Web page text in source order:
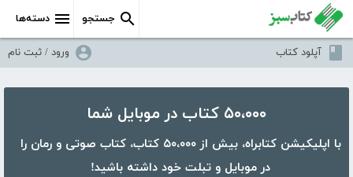
دسته‌ها جستجو
آپلود کتاب ورود / ثبت نام
۵۰،۰۰۰ کتاب در موبایل شما
با اپلیکیشن کتابراه، بیش از ۵۰،۰۰۰ کتاب، کتاب صوتی و رمان را
در موبایل و تبلت خود داشته باشید!